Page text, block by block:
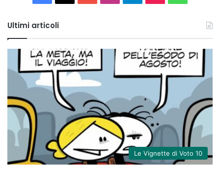
Ultimi articoli
Le Vignette di Voto 10